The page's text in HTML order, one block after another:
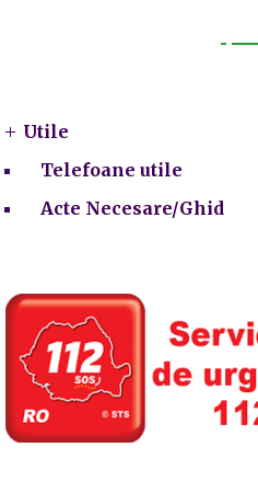
Utile
Telefoane utile
Acte Necesare/Ghid